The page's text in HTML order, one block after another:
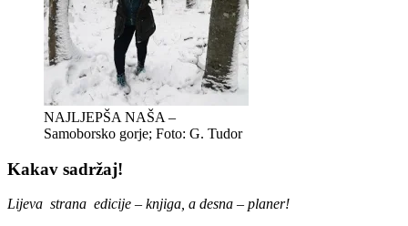
NAJLJEPŠA NAŠA –
Samoborsko gorje; Foto: G. Tudor
Kakav sadržaj!
Lijeva strana edicije – knjiga, a desna – planer!